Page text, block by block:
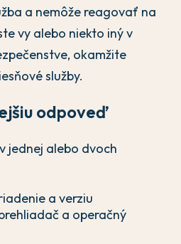
a nemôže reagovať na
vy alebo niekto iný v
okamžite
služby.
odpoveď
jednej alebo dvoch
a verziu
a operačný